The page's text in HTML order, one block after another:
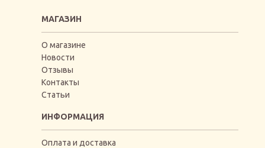
МАГАЗИН
О магазине
Новости
Отзывы
Контакты
Статьи
ИНФОРМАЦИЯ
Оплата и доставка